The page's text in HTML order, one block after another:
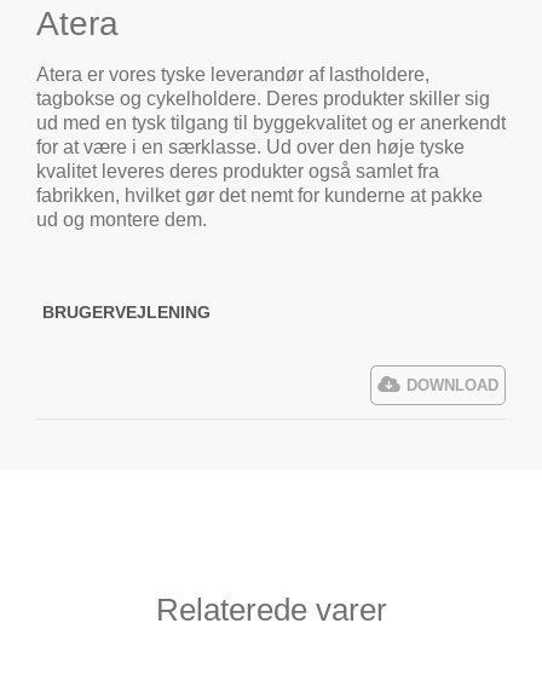
Atera
Atera er vores tyske leverandør af lastholdere,
tagbokse og cykelholdere. Deres produkter skiller sig
ud med en tysk tilgang til byggekvalitet og er anerkendt
for at være i en særklasse. Ud over den høje tyske
kvalitet leveres deres produkter også samlet fra
fabrikken, hvilket gør det nemt for kunderne at pakke
ud og montere dem.
BRUGERVEJLENING
DOWNLOAD
Relaterede varer